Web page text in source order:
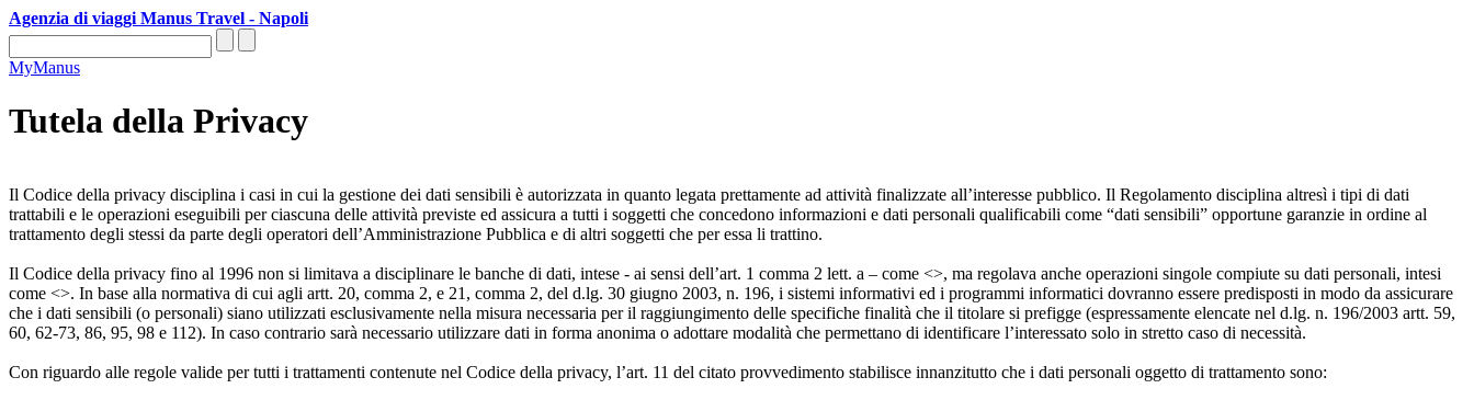
Agenzia di viaggi Manus Travel - Napoli
MyManus
Tutela della Privacy
Il Codice della privacy disciplina i casi in cui la gestione dei dati sensibili è autorizzata in quanto legata prettamente ad attività finalizzate all’interesse pubblico. Il Regolamento disciplina altresì i tipi di dati
trattabili e le operazioni eseguibili per ciascuna delle attività previste ed assicura a tutti i soggetti che concedono informazioni e dati personali qualificabili come “dati sensibili” opportune garanzie in ordine al
trattamento degli stessi da parte degli operatori dell’Amministrazione Pubblica e di altri soggetti che per essa li trattino.
Il Codice della privacy fino al 1996 non si limitava a disciplinare le banche di dati, intese - ai sensi dell’art. 1 comma 2 lett. a – come <>, ma regolava anche operazioni singole compiute su dati personali, intesi
come <>. In base alla normativa di cui agli artt. 20, comma 2, e 21, comma 2, del d.lg. 30 giugno 2003, n. 196, i sistemi informativi ed i programmi informatici dovranno essere predisposti in modo da assicurare
che i dati sensibili (o personali) siano utilizzati esclusivamente nella misura necessaria per il raggiungimento delle specifiche finalità che il titolare si prefigge (espressamente elencate nel d.lg. n. 196/2003 artt. 59,
60, 62-73, 86, 95, 98 e 112). In caso contrario sarà necessario utilizzare dati in forma anonima o adottare modalità che permettano di identificare l’interessato solo in stretto caso di necessità.
Con riguardo alle regole valide per tutti i trattamenti contenute nel Codice della privacy, l’art. 11 del citato provvedimento stabilisce innanzitutto che i dati personali oggetto di trattamento sono: